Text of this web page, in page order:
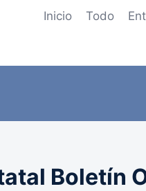
Inicio Todo
Boletín